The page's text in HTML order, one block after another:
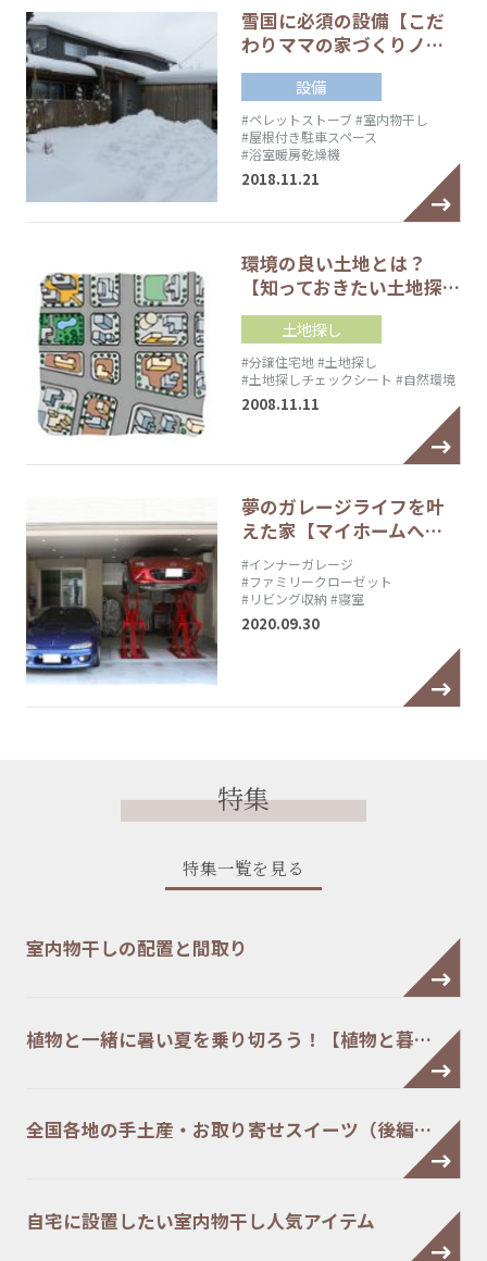
雪国に必須の設備【こだ
わりママの家づくりノ…
設備
#ペレットストーブ#室内物干し
#屋根付き駐車スペース
#浴室暖房乾燥機
2018.11.21
環境の良い土地とは？
【知っておきたい土地探…
土地探し
#分譲住宅地#土地探し
#土地探しチェックシート #自然環境
2008.11.11
夢のガレージライフを叶
えた家【マイホームへ…
#インナーガレージ
#ファミリークローゼット
#リビング収納 #寝室
2020.09.30
特集
特集一覧を見る
室内物干しの配置と間取り
植物と一緒に暑い夏を乗り切ろう！【植物と暮…
全国各地の手土産・お取り寄せスイーツ（後編…
自宅に設置したい室内物干し人気アイテム